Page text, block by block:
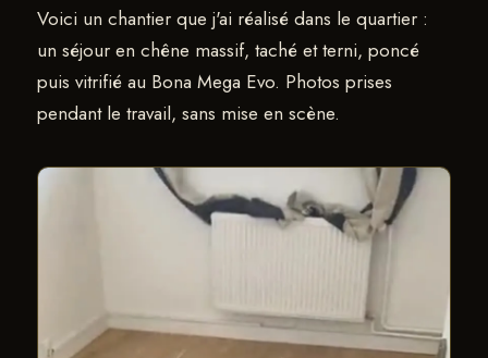
Voici un chantier que j'ai réalisé dans le quartier :
un séjour en chêne massif, taché et terni, poncé
puis vitrifié au Bona Mega Evo. Photos prises
pendant le travail, sans mise en scène.